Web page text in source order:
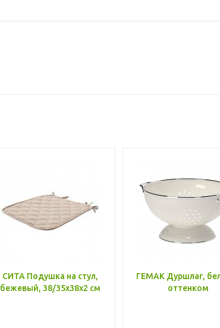
СИТА Подушка на стул,
бежевый, 38/35x38x2 см
ГЕМАК Дуршлаг,
оттенком